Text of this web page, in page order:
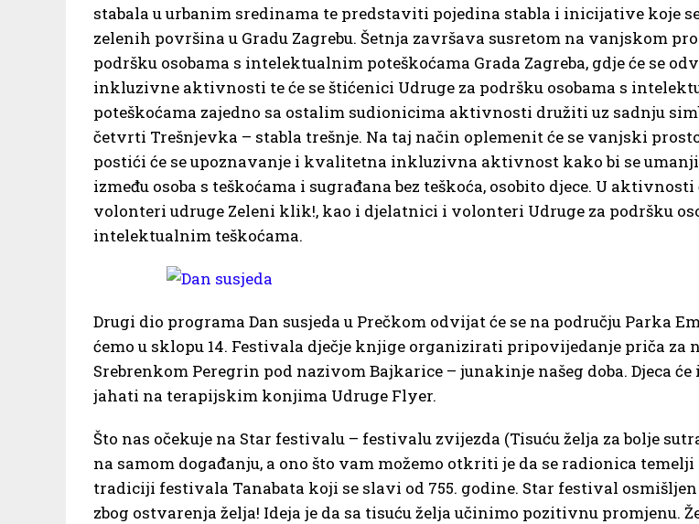
stabala u urbanim sredinama te predstaviti pojedina stabla i inicijative koje
zelenih površina u Gradu Zagrebu. Šetnja završava susretom na vanjskom
podršku osobama s intelektualnim poteškoćama Grada Zagreba, gdje će se
inkluzivne aktivnosti te će se štićenici Udruge za podršku osobama s
poteškoćama zajedno sa ostalim sudionicima aktivnosti družiti uz sadnju
četvrti Trešnjevka – stabla trešnje. Na taj način oplemenit će se vanjski
postići će se upoznavanje i kvalitetna inkluzivna aktivnost kako bi se
između osoba s teškoćama i sugrađana bez teškoća, osobito djece. U
volonteri udruge Zeleni klik!, kao i djelatnici i volonteri Udruge za podršku
intelektualnim teškoćama.
Drugi dio programa Dan susjeda u Prečkom odvijat će se na području Parka
ćemo u sklopu 14. Festivala dječje knjige organizirati pripovijedanje priča za
Srebrenkom Peregrin pod nazivom Bajkarice – junakinje našeg doba. Djeca
jahati na terapijskim konjima Udruge Flyer.
Što nas očekuje na Star festivalu – festivalu zvijezda (Tisuću želja za bolje
na samom događanju, a ono što vam možemo otkriti je da se radionica
tradiciji festivala Tanabata koji se slavi od 755. godine. Star festival
zbog ostvarenja želja! Ideja je da sa tisuću želja učinimo pozitivnu promjenu.